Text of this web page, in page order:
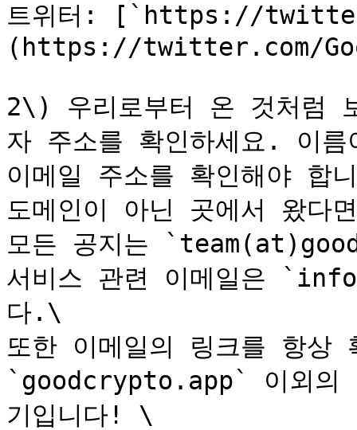
트위터: [`https://
(https://twitter.com/
2\) 우리로부터 온 것처럼
자 주소를 확인하세요. 이
이메일 주소를 확인해야
도메인이 아닌 곳에서 왔
모든 공지는
서비스 관련 이메일은
다.\
또한 이메일의 링크를 항상
`goodcrypto.app` 이외의
기입니다! \